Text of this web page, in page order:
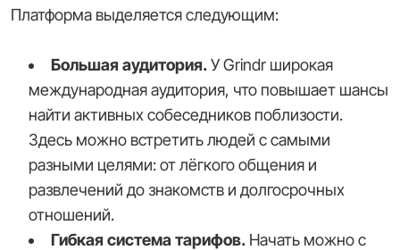
Платформа выделяется следующим:
Большая аудитория.У Grindr широкая
международная аудитория, что повышает шансы
найти активных собеседников поблизости.
Здесь можно встретить людей с самыми
разными целями: от лёгкого общения и
развлечений до знакомств и долгосрочных
отношений.
Гибкая система тарифов. Начать можно с